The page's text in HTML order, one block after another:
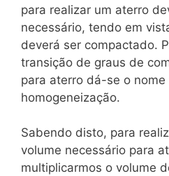
para realizar um aterro
necessário, tendo em
deverá ser compactado.
transição de graus de
para aterro dá-se o
homogeneização.
Sabendo disto, para
volume necessário para
multiplicarmos o volume